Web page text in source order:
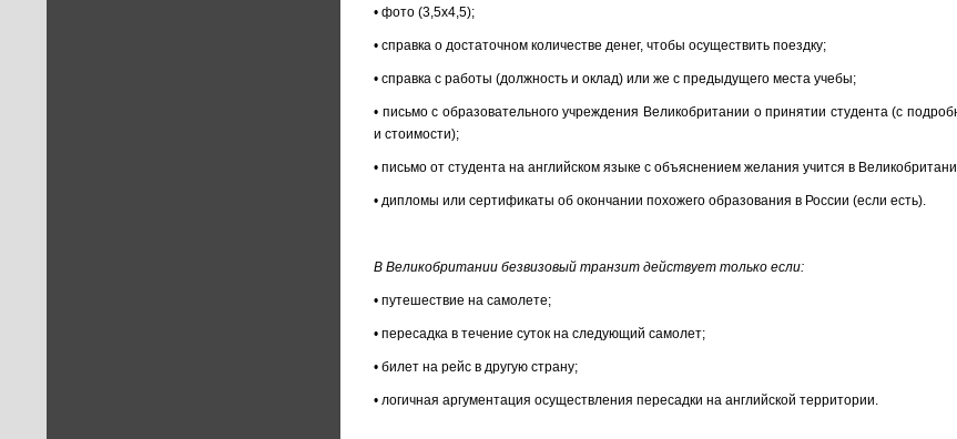
• фото (3,5х4,5);
• справка о достаточном количестве денег, чтобы осуществить поездку;
• справка с работы (должность и оклад) или же с предыдущего места учебы;
• письмо с образовательного учреждения Великобритании о принятии студента (с
и стоимости);
• письмо от студента на английском языке с объяснением желания учится в
• дипломы или сертификаты об окончании похожего образования в России (если есть).
В Великобритании безвизовый транзит действует только если:
• путешествие на самолете;
• пересадка в течение суток на следующий самолет;
• билет на рейс в другую страну;
• логичная аргументация осуществления пересадки на английской территории.